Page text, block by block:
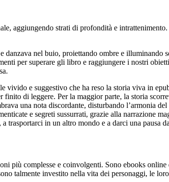
aggiungendo strati di profondità e
nel buio, proiettando ombre e illuminando
per superare gli libro e raggiungere i nostri
vivido e suggestivo che ha reso la storia viva in
di leggere. Per la maggior parte, la storia
una nota discordante, disturbando l’armonia
e segreti sussurrati, grazie alla narrazione
trasportarci in un altro mondo e a darci una pausa
più complesse e coinvolgenti. Sono ebooks
talmente investito nella vita dei personaggi, le